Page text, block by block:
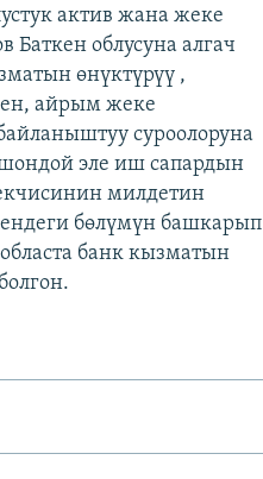
актив жана жеке
облусуна алгач
өнүктүрүү ,
айрым жеке
суроолоруна
эле иш сапардын
милдетин
бөлүмүн башкарып
банк кызматын